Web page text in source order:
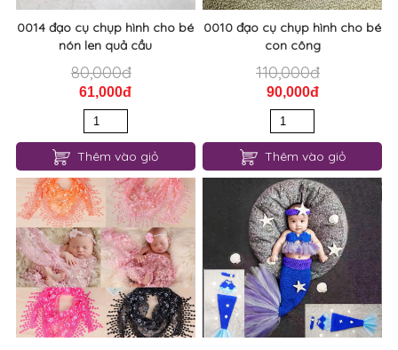
0014 đạo cụ chụp hình cho bé
nón len quả cầu
80,000đ
61,000đ
Thêm vào giỏ
0010 đạo cụ chụp hình cho bé
con công
110,000đ
90,000đ
Thêm vào giỏ